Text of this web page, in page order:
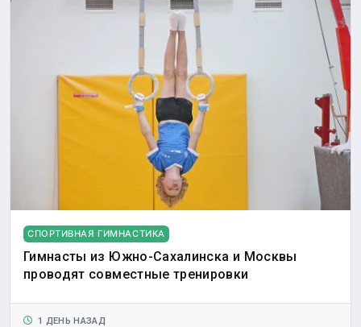
СПОРТИВНАЯ ГИМНАСТИКА
Гимнасты из Южно-Сахалинска и Москвы
проводят совместные тренировки
1 ДЕНЬ НАЗАД